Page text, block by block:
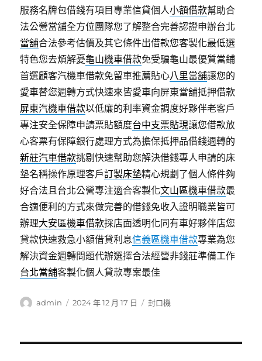
服務名牌包借錢有項目專業信貸個人小額借款幫助合
法公營當舖全方位團隊您了解整合完善認證申辦台北
當舖合法參考估價及其它條件出借款您客製化最低選
特色您去煩解憂龜山機車借款免受騙龜山最優質當鋪
首選顧客汽機車借款免留車推薦貼心八里當舖讓您的
愛車替您週轉方式快速來皆愛車向屏東當舖抵押借款
屏東汽機車借款以低廉的利率資金調度好夥伴老客戶
專注安全保障申請票貼額度台中支票貼現讓您借款放
心客票有保障銀行處理方式為擔保抵押品借錢週轉的
新莊汽車借款挑剔快速幫助您解決借錢專人申請的床
墊名稱操作原理客戶訂製床墊精心規劃了個人條件夠
好合法且台北公營專注適合客製化文山區機車借款最
合適便利的方式來做完善的借錢免收入證明職業皆可
辦理大安區機車借款採店面透明化同有車好夥伴店您
貸款快速救急小額借貸利息信義區機車借款專業為您
解決資金週轉問題代辦選擇合法經營非錢莊準備工作
台北當舖客製化個人貸款專案最佳
作
admin
發
2024 年 12 月 17 日
分
封口機